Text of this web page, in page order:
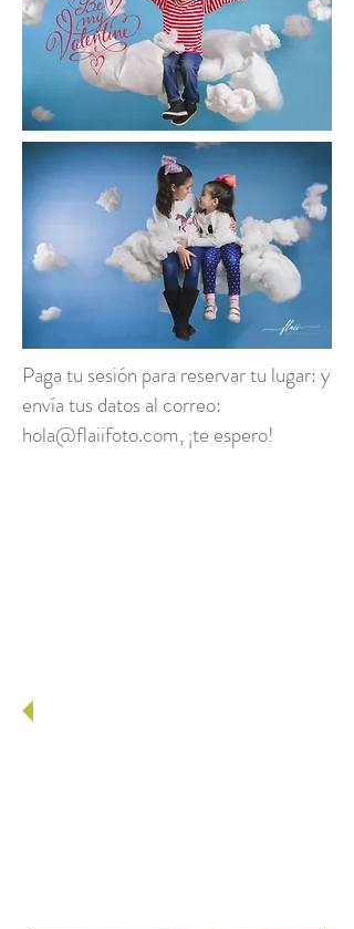
Paga tu sesión para reservar tu lugar:​ y
envía tus datos al correo:
hola@flaiifoto.com, ¡te espero!